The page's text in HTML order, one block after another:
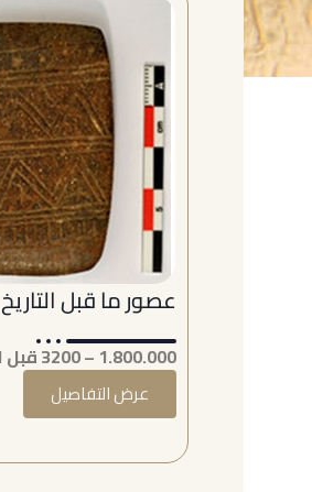
عصور ما قبل التاريخ
1.800.000 – 3200 قبل الميلاد
عرض التفاصيل